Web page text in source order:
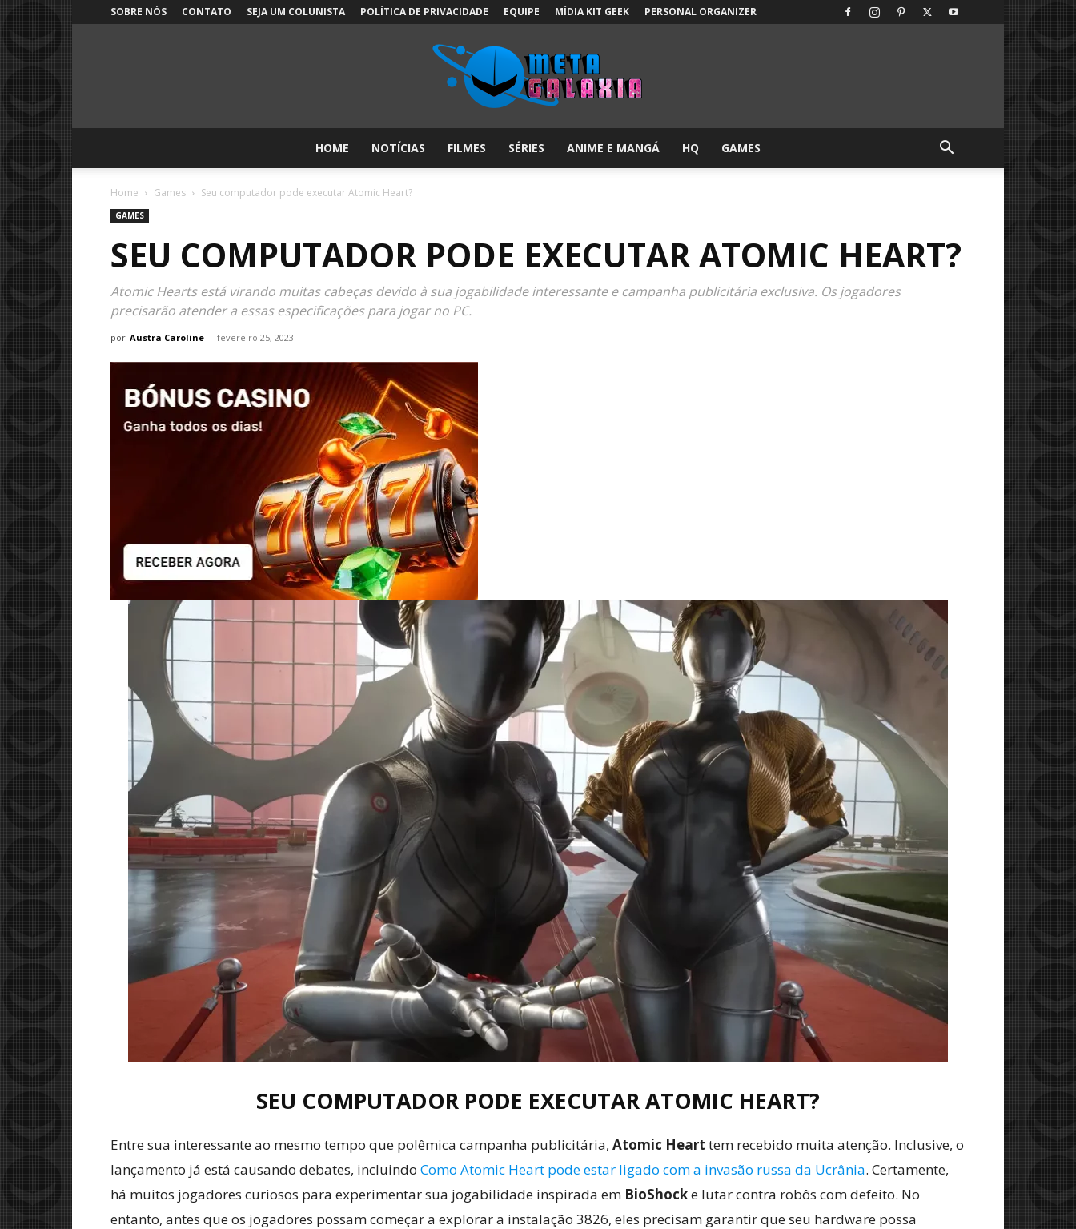
SOBRE NÓS CONTATO SEJA UM COLUNISTA POLÍTICA DE PRIVACIDADE EQUIPE MÍDIA KIT GEEK PERSONAL ORGANIZER
Galáxia:
sobre
Cultura
HOME NOTÍCIAS FILMES SÉRIES ANIME E MANGÁ HQ GAMES
Home Games Seu computador pode executar Atomic Heart?
GAMES
SEU COMPUTADOR PODE EXECUTAR ATOMIC HEART?
Atomic Hearts está virando muitas cabeças devido à sua jogabilidade interessante e campanha publicitária exclusiva. Os jogadores
precisarão atender a essas especificações para jogar no PC.
por Austra Caroline - fevereiro 25, 2023
SEU COMPUTADOR PODE EXECUTAR ATOMIC HEART?
Entre sua interessante ao mesmo tempo que polêmica campanha publicitária, Atomic Heart tem recebido muita atenção. Inclusive, o
lançamento já está causando debates, incluindo Como Atomic Heart pode estar ligado com a invasão russa da Ucrânia. Certamente,
há muitos jogadores curiosos para experimentar sua jogabilidade inspirada em BioShocke lutar contra robôs com defeito. No
entanto, antes que os jogadores possam começar a explorar a instalação 3826, eles precisam garantir que seu hardware possa